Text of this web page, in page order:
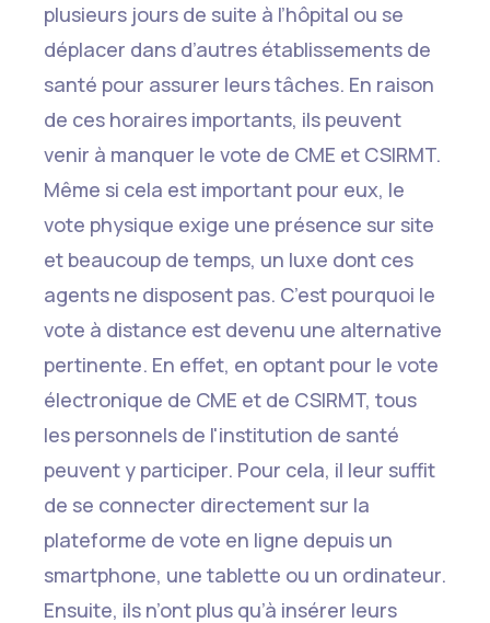
plusieurs jours de suite à l’hôpital ou se
déplacer dans d’autres établissements de
santé pour assurer leurs tâches. En raison
de ces horaires importants, ils peuvent
venir à manquer le vote de CME et CSIRMT.
Même si cela est important pour eux, le
vote physique exige une présence sur site
et beaucoup de temps, un luxe dont ces
agents ne disposent pas. C’est pourquoi le
vote à distance est devenu une alternative
pertinente. En effet, en optant pour le vote
électronique de CME et de CSIRMT, tous
les personnels de l'institution de santé
peuvent y participer. Pour cela, il leur suffit
de se connecter directement sur la
plateforme de vote en ligne depuis un
smartphone, une tablette ou un ordinateur.
Ensuite, ils n’ont plus qu’à insérer leurs